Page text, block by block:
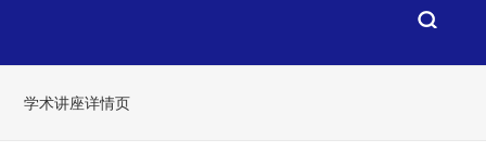
学术讲座详情页